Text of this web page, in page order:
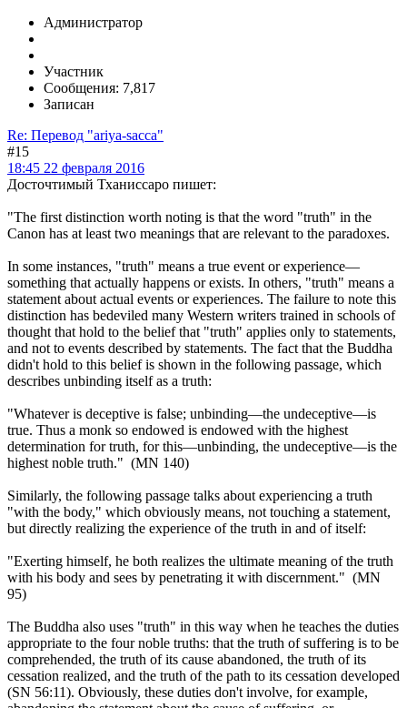
Администратор
Участник
Сообщения: 7,817
Записан
Re: Перевод "ariya-sacca"
#15
18:45 22 февраля 2016
Досточтимый Тханиссаро пишет:
"The first distinction worth noting is that the word "truth" in the
Canon has at least two meanings that are relevant to the paradoxes.
In some instances, "truth" means a true event or experience—
something that actually happens or exists. In others, "truth" means a
statement about actual events or experiences. The failure to note this
distinction has bedeviled many Western writers trained in schools of
thought that hold to the belief that "truth" applies only to statements,
and not to events described by statements. The fact that the Buddha
didn't hold to this belief is shown in the following passage, which
describes unbinding itself as a truth:
"Whatever is deceptive is false; unbinding—the undeceptive—is
true. Thus a monk so endowed is endowed with the highest
determination for truth, for this—unbinding, the undeceptive—is the
highest noble truth." (MN 140)
Similarly, the following passage talks about experiencing a truth
"with the body," which obviously means, not touching a statement,
but directly realizing the experience of the truth in and of itself:
"Exerting himself, he both realizes the ultimate meaning of the truth
with his body and sees by penetrating it with discernment." (MN
95)
The Buddha also uses "truth" in this way when he teaches the duties
appropriate to the four noble truths: that the truth of suffering is to be
comprehended, the truth of its cause abandoned, the truth of its
cessation realized, and the truth of the path to its cessation developed
(SN 56:11). Obviously, these duties don't involve, for example,